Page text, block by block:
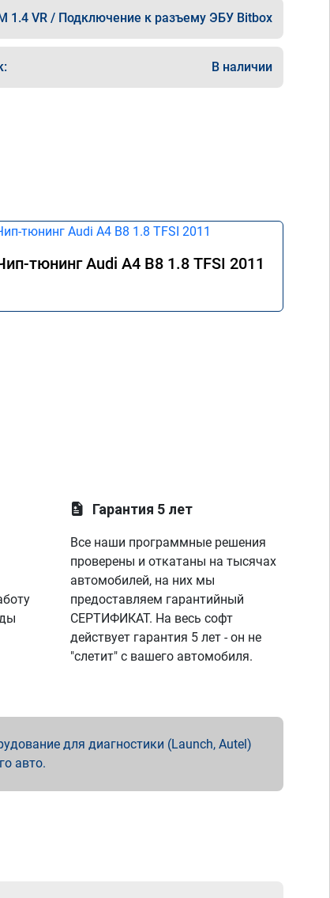
1.4 VR / Подключение к разъему ЭБУ Bitbox
В наличии
тюнинг Audi A4 B8 1.8 TFSI 2011
Гарантия 5 лет
Все наши программные решения
проверены и откатаны на тысячах
автомобилей, на них мы
предоставляем гарантийный
СЕРТИФИКАТ. На весь софт
действует гарантия 5 лет - он не
"слетит" с вашего автомобиля.
для диагностики (Launch, Autel)
авто.